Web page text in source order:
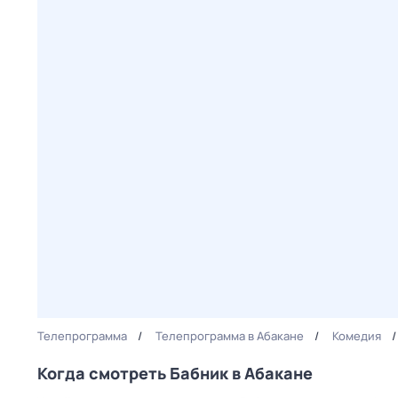
Телепрограмма Телепрограмма в Абакане Комедия
Когда смотреть Бабник в Абакане